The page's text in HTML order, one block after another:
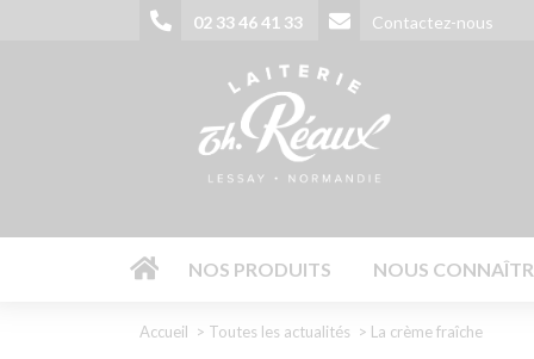
02 33 46 41 33 Contactez-nous
NOS PRODUITS NOUS
Fil
Accueil Toutes les actualités La crème fraîche